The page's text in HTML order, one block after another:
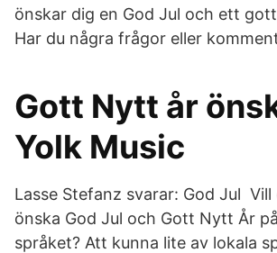
önskar dig en God Jul och ett
Har du några frågor eller
Gott Nytt år
Yolk Music
Lasse Stefanz svarar: God Jul Vill
önska God Jul och Gott Nytt År
språket? Att kunna lite av lokala